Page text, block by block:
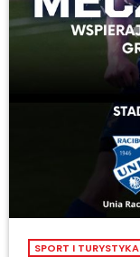
SPORT I TURYSTYKA